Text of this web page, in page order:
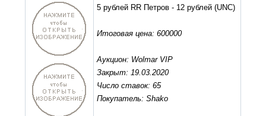
5 рублей RR Петров - 12 рублей (UNC)
Итоговая цена: 600000
Аукцион: Wolmar VIP
Закрыт: 19.03.2020
Число ставок: 65
Покупатель: Shako